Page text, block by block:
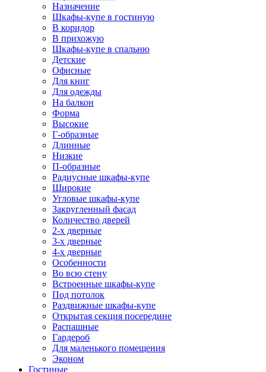
Назначение
Шкафы-купе в гостиную
В коридор
В прихожую
Шкафы-купе в спальню
Детские
Офисные
Для книг
Для одежды
На балкон
Форма
Высокие
Г-образные
Длинные
Низкие
П-образные
Радиусные шкафы-купе
Широкие
Угловые шкафы-купе
Закругленный фасад
Количество дверей
2-х дверные
3-х дверные
4-х дверные
Особенности
Во всю стену
Встроенные шкафы-купе
Под потолок
Раздвижные шкафы-купе
Открытая секция посередине
Распашные
Гардероб
Для маленького помещения
Эконом
Гостиные